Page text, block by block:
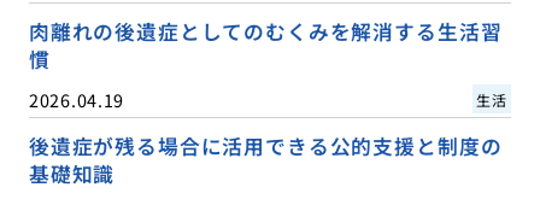
肉離れの後遺症としてのむくみを解消する生活習
慣
2026.04.19 生活
後遺症が残る場合に活用できる公的支援と制度の
基礎知識